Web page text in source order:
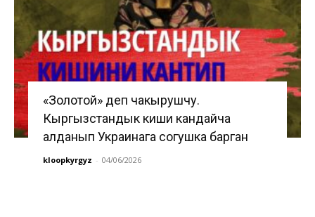
«Золотой» деп чакырушчу.
Кыргызстандык киши кандайча
алданып Украинага согушка барган
kloopkyrgyz - 04/06/2026